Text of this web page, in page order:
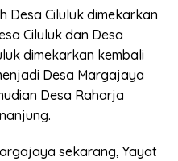
Desa Ciluluk dimekarkan
Ciluluk dan Desa
dimekarkan kembali
Desa Margajaya
Desa Raharja
sekarang, Yayat